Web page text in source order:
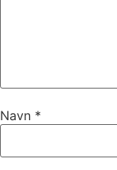
Navn *